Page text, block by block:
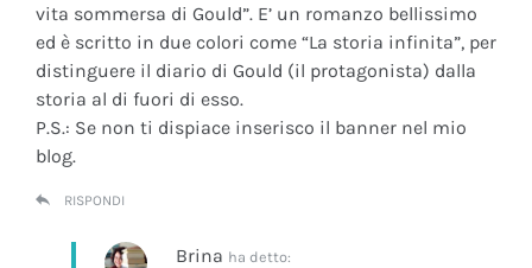
vita sommersa di Gould”. E’ un romanzo bellissimo
ed è scritto in due colori come “La storia infinita”, per
distinguere il diario di Gould (il protagonista) dalla
storia al di fuori di esso.
P.S.: Se non ti dispiace inserisco il banner nel mio
blog.
RISPONDI
Brina ha detto: